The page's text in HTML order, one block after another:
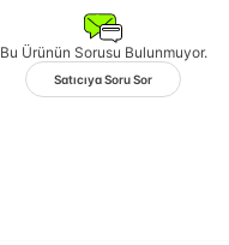
Bu Ürünün Sorusu Bulunmuyor.
Satıcıya Soru Sor